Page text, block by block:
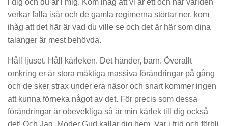
verkar falla isär och de gamla regimerna störtar ner, kom
ihåg att det här är vad du ville se och det är här som dina
talanger är mest behövda.
Håll ljuset. Håll kärleken. Det händer, barn. Överallt
omkring er är stora mäktiga massiva förändringar på gång
och de sker strax under era näsor och snart kommer ingen
att kunna förneka något av det. För precis som dessa
förändringar är obevekliga så är min kärlek till dig också
det! Och Jag, Moder Gud kallar dig hem. Var i frid och förbli